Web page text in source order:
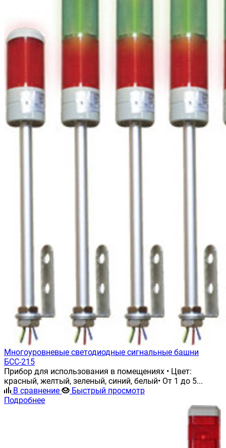
Многоуровневые светодиодные сигнальные башни
БСС-215
Прибор для использования в помещениях • Цвет:
красный, желтый, зеленый, синий, белый• От 1 до 5...
В сравнение
Быстрый просмотр
Подробнее